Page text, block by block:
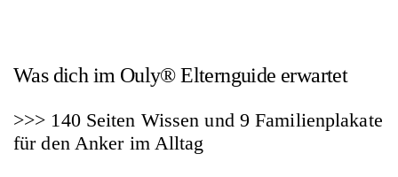
Was dich im Ouly® Elternguide erwartet
>>> 140 Seiten Wissen und 9 Familienplakate
für den Anker im Alltag